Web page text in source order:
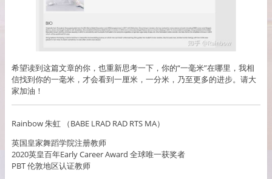
希望读到这篇文章的你，也重新思考一下，你的“一毫米”在哪里，我相
信找到你的一毫米，才会看到一厘米，一分米，乃至更多的进步。请大
家加油！
Rainbow 朱虹 （BABE LRAD RAD RTS MA）
英国皇家舞蹈学院注册教师
2020英皇百年Early Career Award 全球唯一获奖者
PBT 伦敦地区认证教师